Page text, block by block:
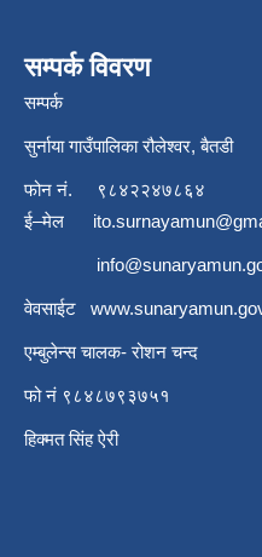
सम्पर्क विवरण
सम्पर्क
सुर्नाया गाउँपालिका रौलेश्वर, बैतडी
फोन नं.
९८४२२४७८६४
ई–मेल
वेवसाईट www.
एम्बुलेन्स चालक- रोशन चन्द
फो नं ९८४८७९३७५१
हिक्मत सिंह ऐरी